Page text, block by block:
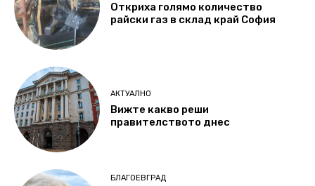
Откриха голямо количество
райски газ в склад край София
АКТУАЛНО
Вижте какво реши
правителството днес
БЛАГОЕВГРАД